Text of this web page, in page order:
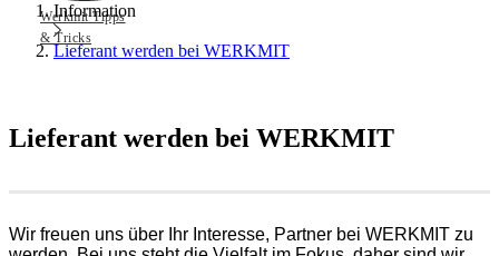
Werkmit Tipps
& Tricks
Information
Lieferant werden bei WERKMIT
Lieferant werden bei WERKMIT
Wir freuen uns über Ihr Interesse, Partner bei WERKMIT zu